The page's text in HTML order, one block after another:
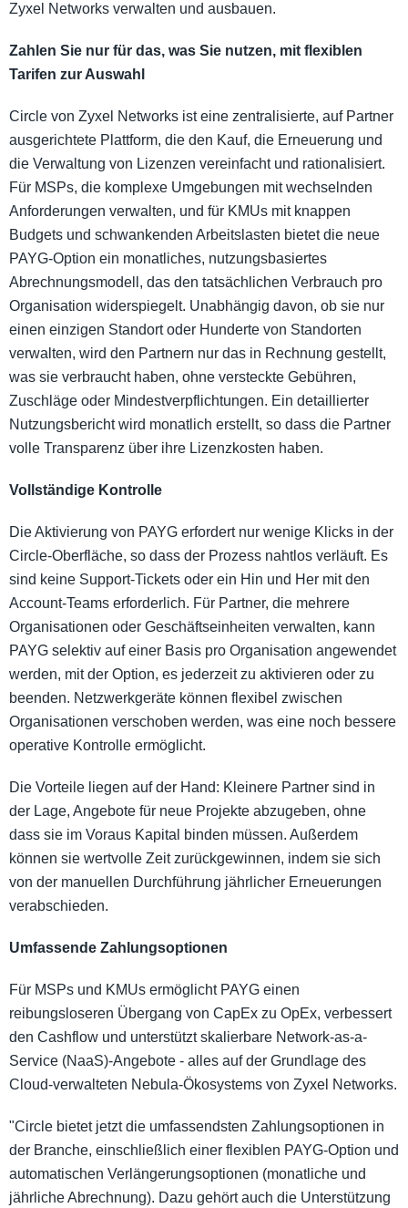
Zyxel Networks verwalten und ausbauen.
Zahlen Sie nur für das, was Sie nutzen, mit flexiblen
Tarifen zur Auswahl
Circle von Zyxel Networks ist eine zentralisierte, auf Partner
ausgerichtete Plattform, die den Kauf, die Erneuerung und
die Verwaltung von Lizenzen vereinfacht und rationalisiert.
Für MSPs, die komplexe Umgebungen mit wechselnden
Anforderungen verwalten, und für KMUs mit knappen
Budgets und schwankenden Arbeitslasten bietet die neue
PAYG-Option ein monatliches, nutzungsbasiertes
Abrechnungsmodell, das den tatsächlichen Verbrauch pro
Organisation widerspiegelt. Unabhängig davon, ob sie nur
einen einzigen Standort oder Hunderte von Standorten
verwalten, wird den Partnern nur das in Rechnung gestellt,
was sie verbraucht haben, ohne versteckte Gebühren,
Zuschläge oder Mindestverpflichtungen. Ein detaillierter
Nutzungsbericht wird monatlich erstellt, so dass die Partner
volle Transparenz über ihre Lizenzkosten haben.
Vollständige Kontrolle
Die Aktivierung von PAYG erfordert nur wenige Klicks in der
Circle-Oberfläche, so dass der Prozess nahtlos verläuft. Es
sind keine Support-Tickets oder ein Hin und Her mit den
Account-Teams erforderlich. Für Partner, die mehrere
Organisationen oder Geschäftseinheiten verwalten, kann
PAYG selektiv auf einer Basis pro Organisation angewendet
werden, mit der Option, es jederzeit zu aktivieren oder zu
beenden. Netzwerkgeräte können flexibel zwischen
Organisationen verschoben werden, was eine noch bessere
operative Kontrolle ermöglicht.
Die Vorteile liegen auf der Hand: Kleinere Partner sind in
der Lage, Angebote für neue Projekte abzugeben, ohne
dass sie im Voraus Kapital binden müssen. Außerdem
können sie wertvolle Zeit zurückgewinnen, indem sie sich
von der manuellen Durchführung jährlicher Erneuerungen
verabschieden.
Umfassende Zahlungsoptionen
Für MSPs und KMUs ermöglicht PAYG einen
reibungsloseren Übergang von CapEx zu OpEx, verbessert
den Cashflow und unterstützt skalierbare Network-as-a-
Service (NaaS)-Angebote - alles auf der Grundlage des
Cloud-verwalteten Nebula-Ökosystems von Zyxel Networks.
"Circle bietet jetzt die umfassendsten Zahlungsoptionen in
der Branche, einschließlich einer flexiblen PAYG-Option und
automatischen Verlängerungsoptionen (monatliche und
jährliche Abrechnung). Dazu gehört auch die Unterstützung